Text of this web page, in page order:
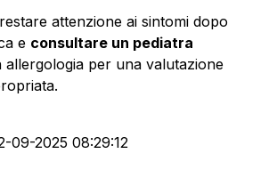
attenzione ai sintomi dopo
e consultare un pediatra
allergologia per una valutazione
09-2025 08:29:12